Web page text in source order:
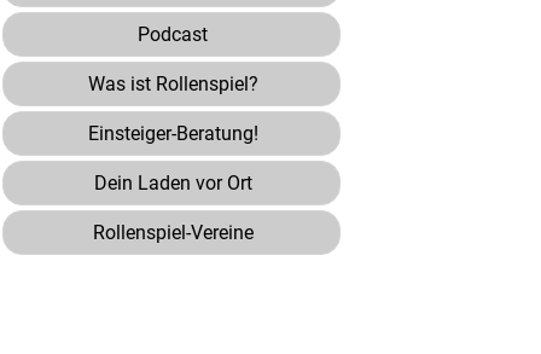
Podcast
Was ist Rollenspiel?
Einsteiger-Beratung!
Dein Laden vor Ort
Rollenspiel-Vereine